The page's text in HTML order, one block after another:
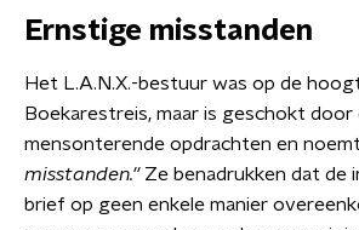
Ernstige misstanden
Het L.A.N.X.-bestuur was op de
Boekarestreis, maar is geschokt door
mensonterende opdrachten en
misstanden.'' Ze benadrukken dat de
brief op geen enkele manier